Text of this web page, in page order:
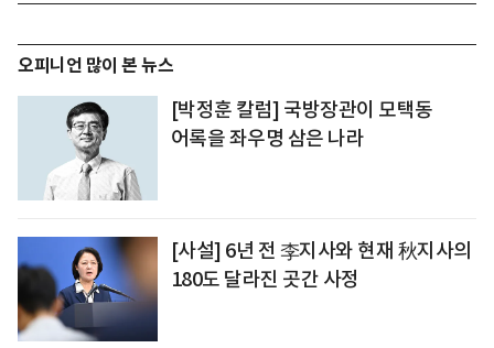
오피니언 많이 본 뉴스
[박정훈 칼럼] 국방장관이 모택동
어록을 좌우명 삼은 나라
[사설] 6년 전 李지사와 현재 秋지사의
180도 달라진 곳간 사정